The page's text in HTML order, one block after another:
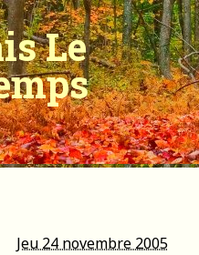
Le
Jeu 24 novembre 2005